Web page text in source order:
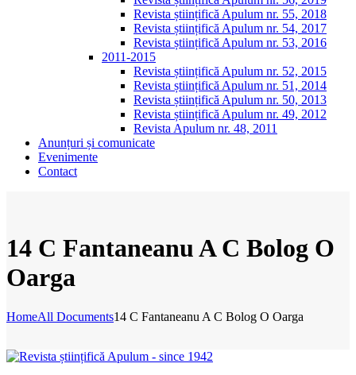
Revista științifică Apulum nr. 55, 2018
Revista științifică Apulum nr. 54, 2017
Revista științifică Apulum nr. 53, 2016
2011-2015
Revista științifică Apulum nr. 52, 2015
Revista științifică Apulum nr. 51, 2014
Revista științifică Apulum nr. 50, 2013
Revista științifică Apulum nr. 49, 2012
Revista Apulum nr. 48, 2011
Anunțuri și comunicate
Evenimente
Contact
14 C Fantaneanu A C Bolog O
Oarga
HomeAll Documents14 C Fantaneanu A C Bolog O Oarga